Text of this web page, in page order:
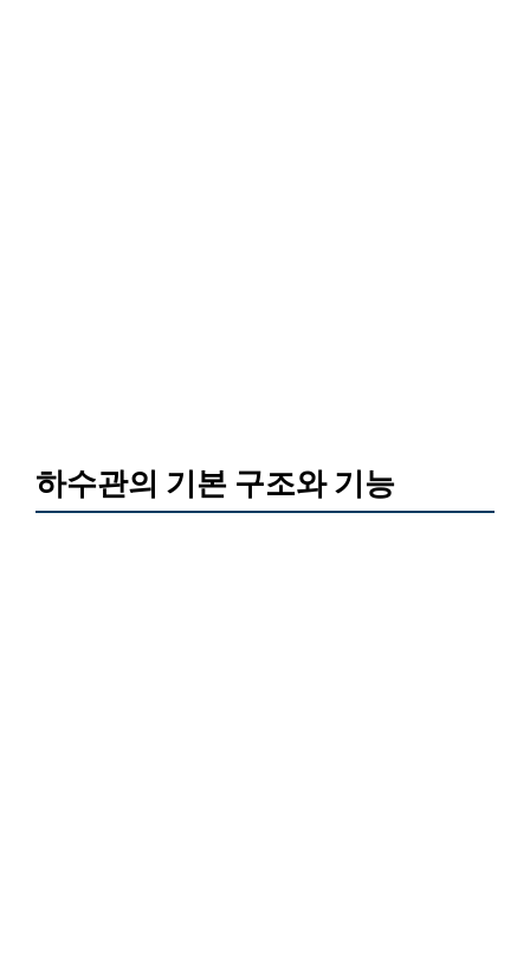
하수관의 기본 구조와 기능